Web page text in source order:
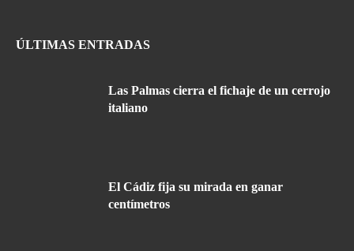
ÚLTIMAS ENTRADAS
Las Palmas cierra el fichaje de un cerrojo
italiano
El Cádiz fija su mirada en ganar
centímetros